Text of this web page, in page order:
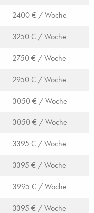
2400 € /Woche
3250 € /Woche
2750 € /Woche
2950 € /Woche
3050 € /Woche
3050 € /Woche
3395 € /Woche
3395 € /Woche
3995 € /Woche
3395 € /Woche